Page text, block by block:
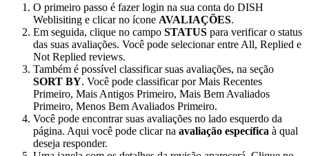
O primeiro passo é fazer login na sua conta do DISH
Weblisiting e clicar no ícone AVALIAÇÕES.
Em seguida, clique no campo STATUS para verificar o status
das suas avaliações. Você pode selecionar entre All, Replied e
Not Replied reviews.
Também é possível classificar suas avaliações, na seção
SORT BY. Você pode classificar por Mais Recentes
Primeiro, Mais Antigos Primeiro, Mais Bem Avaliados
Primeiro, Menos Bem Avaliados Primeiro.
Você pode encontrar suas avaliações no lado esquerdo da
página. Aqui você pode clicar na avaliação específica à qual
deseja responder.